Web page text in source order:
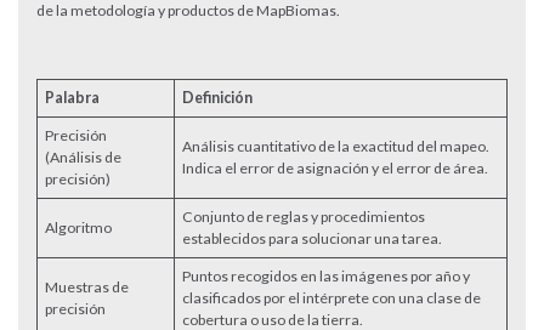
de la metodología y productos de MapBiomas.
Palabra Definición
Precisión
(Análisis de
precisión)
Análisis cuantitativo de la exactitud del mapeo.
Indica el error de asignación y el error de área.
Algoritmo
Conjunto de reglas y procedimientos
establecidos para solucionar una tarea.
Muestras de
precisión
Puntos recogidos en las imágenes por año y
clasificados por el intérprete con una clase de
cobertura o uso de la tierra.